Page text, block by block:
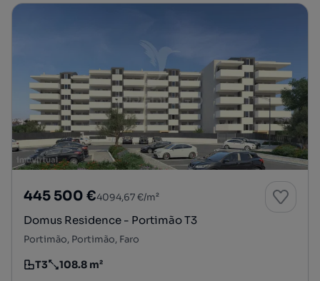
445 500 €4094,67 €/m²
Domus Residence - Portimão T3
Portimão, Portimão, Faro
Tipologia
T3
Preço por metro quadrado
108.8 m²